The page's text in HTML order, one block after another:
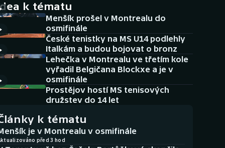
Historické návraty
Aplikace ČT sport
AZ kvíz
k tématu
Menšík prošel v Montrealu do
osmifinále
České tenistky na MS U14 podlehly
Italkám a budou bojovat o bronz
Lehečka v Montrealu ve třetím kole
vyřadil Belgičana Blockxe a je v
osmifinále
Prostějov hostí MS tenisových
družstev do 14 let
k tématu
je v Montrealu v osmifinále
před 3 hod